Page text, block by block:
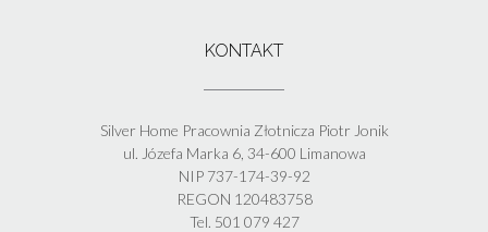
KONTAKT
Silver Home Pracownia Złotnicza Piotr Jonik
ul. Józefa Marka 6, 34-600 Limanowa
NIP 737-174-39-92
REGON 120483758
Tel. 501 079 427